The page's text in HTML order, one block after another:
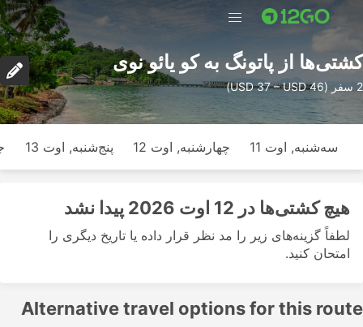
کشتی‌ها از پاتونگ به کو یائو نوی
2 سفر (USD 37 – USD 46)
سه‌شنبه, اوت 11 چهارشنبه, اوت 12 پنج‌شنبه, اوت 13
هیچ کشتی‌ها در 12 اوت 2026 پیدا نشد
لطفاً گزینه‌های زیر را مد نظر قرار داده یا تاریخ دیگری را
امتحان کنید.
Alternative travel options for this route